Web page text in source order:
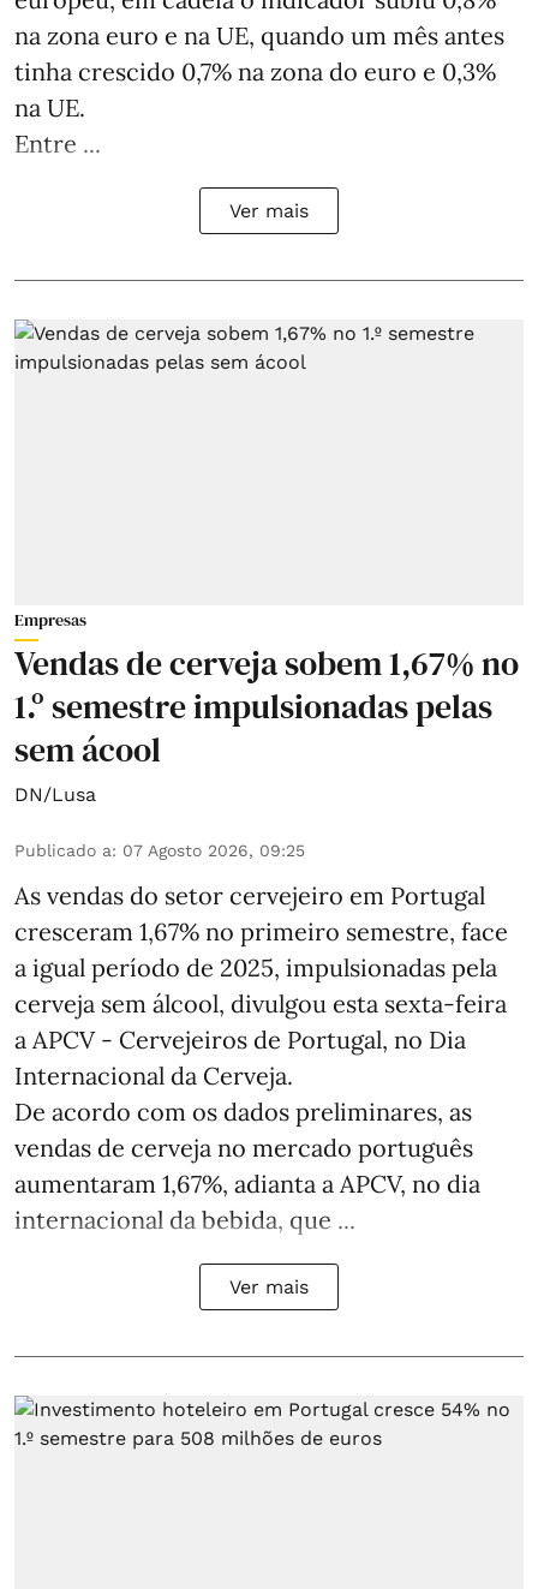
na zona euro e na UE, quando um mês antes
tinha crescido 0,7% na zona do euro e 0,3%
na UE.
Entre ...
Ver mais
Empresas
Vendas de cerveja sobem 1,67% no
1.º semestre impulsionadas pelas
sem ácool
DN/Lusa
Publicado a: 07 Agosto 2026, 09:25
As vendas do setor cervejeiro em Portugal
cresceram 1,67% no primeiro semestre, face
a igual período de 2025, impulsionadas pela
cerveja sem álcool, divulgou esta sexta-feira
a APCV - Cervejeiros de Portugal, no Dia
Internacional da Cerveja.
De acordo com os dados preliminares, as
vendas de cerveja no mercado português
aumentaram 1,67%, adianta a APCV, no dia
internacional da bebida, que ...
Ver mais